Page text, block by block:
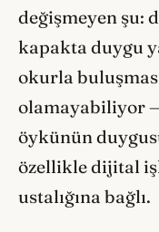
değişmeyen şu:
kapakta duygu
okurla
olamayabiliyor
öykünün
özellikle dijital
ustalığına bağlı.